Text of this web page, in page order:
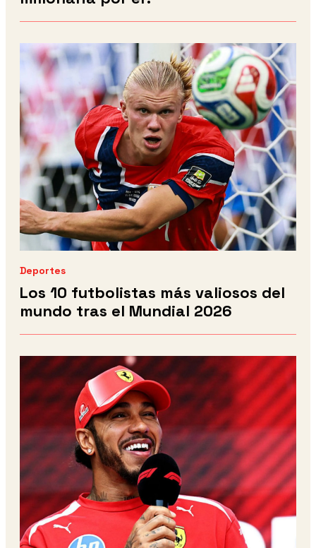
Deportes
Los 10 futbolistas más valiosos del
mundo tras el Mundial 2026